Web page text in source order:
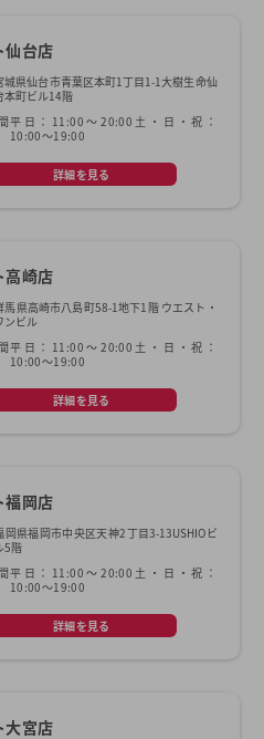
仙台店
城県仙台市青葉区本町1丁目1-1大樹生命仙
本町ビル14階
平日：11:00～20:00土・日・祝：
10:00～19:00
詳細を見る
高崎店
馬県高崎市八島町58-1地下1階 ウエスト・
ンビル
平日：11:00～20:00土・日・祝：
10:00～19:00
詳細を見る
福岡店
岡県福岡市中央区天神2丁目3-13USHIOビ
5階
平日：11:00～20:00土・日・祝：
10:00～19:00
詳細を見る
大宮店